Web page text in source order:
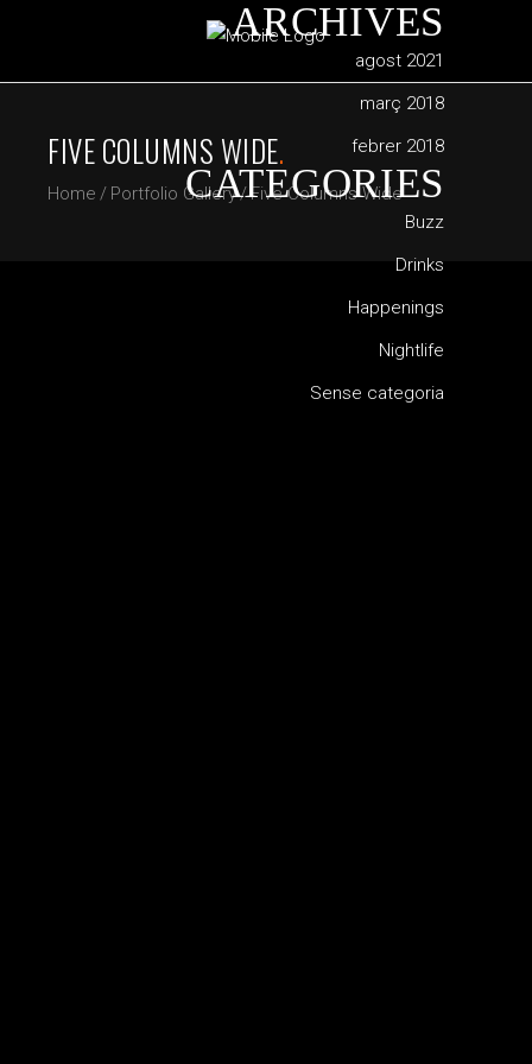
ARCHIVES
agost 2021
març 2018
febrer 2018
CATEGORIES
Buzz
Drinks
Happenings
Nightlife
Sense categoria
FIVE COLUMNS WIDE.
Home / Portfolio Gallery/Five Columns Wide